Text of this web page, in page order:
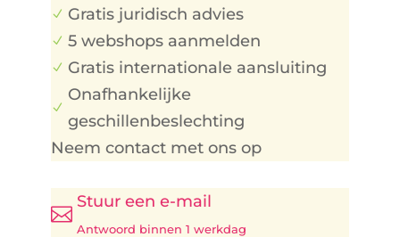
N Gratis juridisch advies
N 5 webshops aanmelden
N Gratis internationale aansluiting
N
Onafhankelijke
geschillenbeslechting
Neem contact met ons op

Stuur een e-mail
Antwoord binnen 1 werkdag